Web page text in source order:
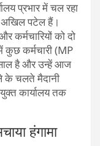
प्रभार में चल रहा
अखिल पटेल हैं।
कर्मचारियों को दो
कुछ कर्मचारी (MP
है और उन्हें आज
के चलते मैदानी
कार्यालय तक
हंगामा